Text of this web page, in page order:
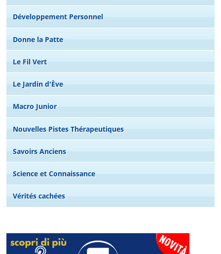
Développement Personnel
Donne la Patte
Le Fil Vert
Le Jardin d'Ève
Macro Junior
Nouvelles Pistes Thérapeutiques
Savoirs Anciens
Science et Connaissance
Vérités cachées